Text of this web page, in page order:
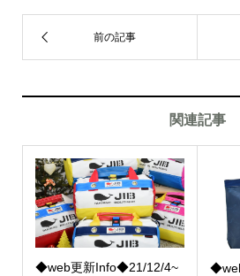
関連記事
◆web更新Info◆21/12/4~